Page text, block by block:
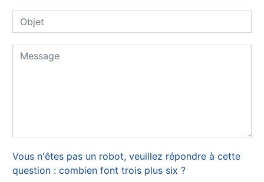
Vous n'êtes pas un robot, veuillez répondre à cette
question : combien font trois plus six ?